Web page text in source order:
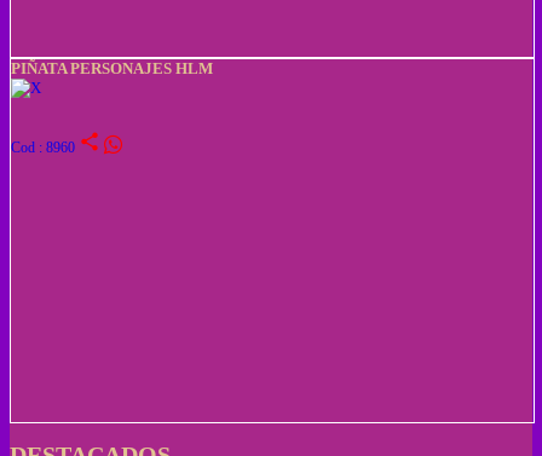
PIÑATA PERSONAJES HLM
Cod : 8960 share